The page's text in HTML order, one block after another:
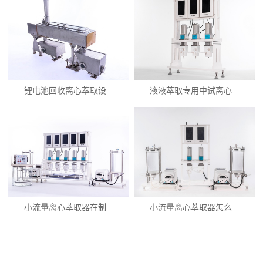
锂电池回收离心萃取设... 液液萃取专用中试离心...
小流量离心萃取器在制... 小流量离心萃取器怎么...